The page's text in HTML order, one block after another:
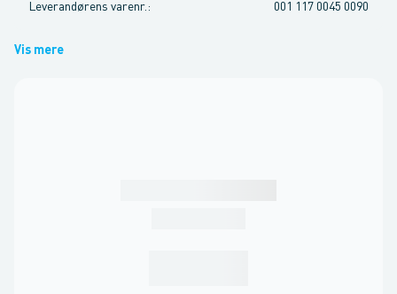
Leverandørens varenr. : 001 117 0045 0090
Vis mere